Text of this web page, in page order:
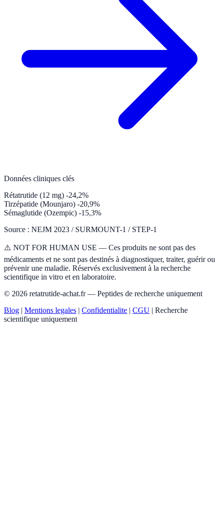
Données cliniques clés
Rétatrutide (12 mg) -24,2%
Tirzépatide (Mounjaro) -20,9%
Sémaglutide (Ozempic) -15,3%
Source : NEJM 2023 / SURMOUNT-1 / STEP-1
⚠️ NOT FOR HUMAN USE — Ces produits ne sont pas des
médicaments et ne sont pas destinés à diagnostiquer, traiter, guérir ou
prévenir une maladie. Réservés exclusivement à la recherche
scientifique in vitro et en laboratoire.
© 2026 retatrutide-achat.fr — Peptides de recherche uniquement
Blog | Mentions legales | Confidentialite | CGU | Recherche
scientifique uniquement